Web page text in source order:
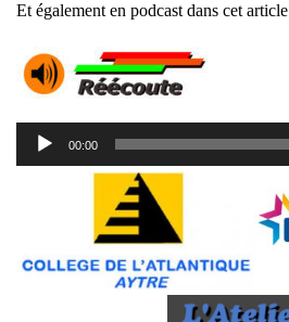
Et également en podcast dans cet article
Lecteur
audio
00:00